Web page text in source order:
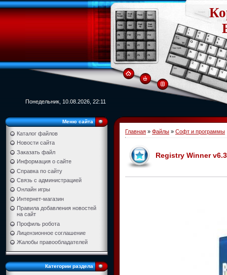
Понедельник, 10.08.2026, 22:11
Меню сайта
Каталог файлов
Новости сайта
Заказать файл
Информация о сайте
Справка по сайту
Связь с администрацией
Онлайн игры
Интернет-магазин
Правила добавления новостей
на сайт
Профиль робота
Лицензионное соглашение
Жалобы правообладателей
Категории раздела
Главная » Файлы » Софт и программы
Registry Winner